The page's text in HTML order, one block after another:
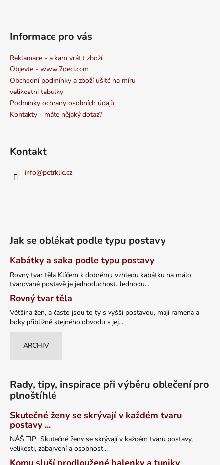
Informace pro vás
Reklamace - a kam vrátit zboží
Objevte - www.7deci.com
Obchodní podmínky a zboží ušité na míru
velikostni tabulky
Podmínky ochrany osobních údajů
Kontakty - máte nějaký dotaz?
Kontakt
info@petrklic.cz
Jak se oblékat podle typu postavy
Kabátky a saka podle typu postavy
Rovný tvar těla Klíčem k dobrému vzhledu kabátku na málo
tvarované postavě je jednoduchost. Jednodu...
Rovný tvar těla
Většina žen, a často jsou to ty s vyšší postavou, mají ramena a
boky přibližně stejného obvodu a jej...
ARCHIV
Rady, tipy, inspirace při výběru oblečení pro
plnoštíhlé
Skutečné ženy se skrývají v každém tvaru
postavy ...
NÁŠ TIP Skutečné ženy se skrývají v každém tvaru postavy,
velikosti, zabarvení a osobnost...
Komu sluší prodloužené halenky a tuniky